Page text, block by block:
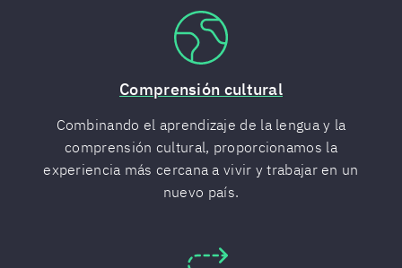
Comprensión cultural
Combinando el aprendizaje de la lengua y la
comprensión cultural, proporcionamos la
experiencia más cercana a vivir y trabajar en un
nuevo país.